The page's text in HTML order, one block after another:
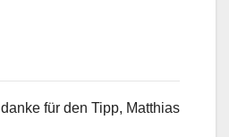
danke für den Tipp, Matthias